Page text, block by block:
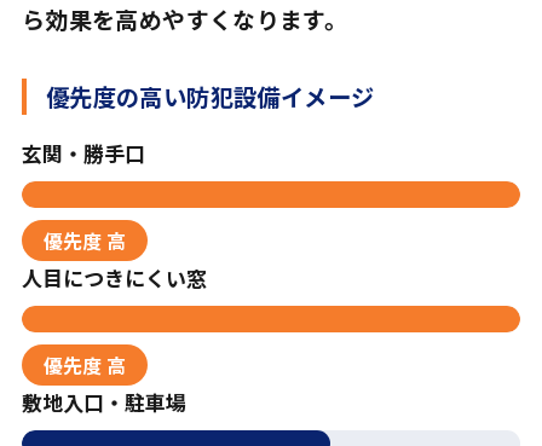
ら効果を高めやすくなります。
優先度の高い防犯設備イメージ
玄関・勝手口
優先度 高
人目につきにくい窓
優先度 高
敷地入口・駐車場